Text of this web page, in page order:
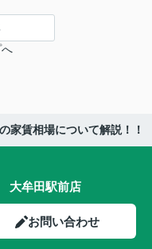
家賃相場について解説！！
牟田駅前店
お問い合わせ